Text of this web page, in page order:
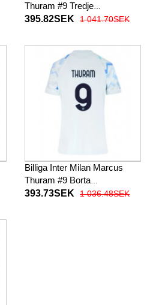
Thuram #9 Tredje
fotbollskläder 2025-26
395.82SEK 1 041.70SEK
Billiga Inter Milan Marcus
Thuram #9 Borta
fotbollskläder Dam 2025-26
393.73SEK 1 036.48SEK